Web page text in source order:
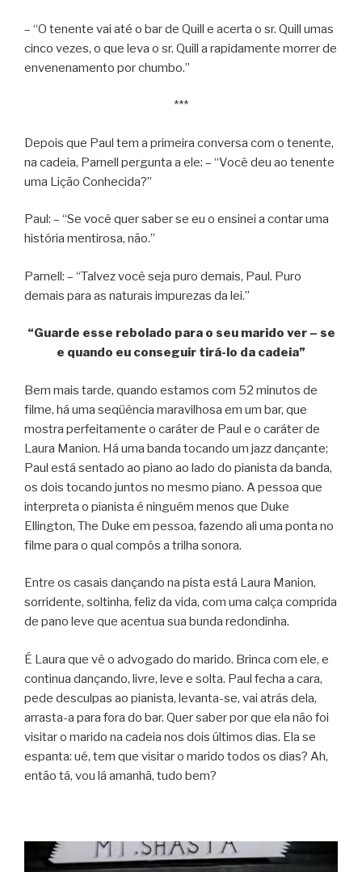
– “O tenente vai até o bar de Quill e acerta o sr. Quill umas
cinco vezes, o que leva o sr. Quill a rapidamente morrer de
envenenamento por chumbo.”
***
Depois que Paul tem a primeira conversa com o tenente,
na cadeia, Parnell pergunta a ele: – “Você deu ao tenente
uma Lição Conhecida?”
Paul: – “Se você quer saber se eu o ensinei a contar uma
história mentirosa, não.”
Parnell: – “Talvez você seja puro demais, Paul. Puro
demais para as naturais impurezas da lei.”
“Guarde esse rebolado para o seu marido ver – se
e quando eu conseguir tirá-lo da cadeia”
Bem mais tarde, quando estamos com 52 minutos de
filme, há uma seqüência maravilhosa em um bar, que
mostra perfeitamente o caráter de Paul e o caráter de
Laura Manion. Há uma banda tocando um jazz dançante;
Paul está sentado ao piano ao lado do pianista da banda,
os dois tocando juntos no mesmo piano. A pessoa que
interpreta o pianista é ninguém menos que Duke
Ellington, The Duke em pessoa, fazendo ali uma ponta no
filme para o qual compôs a trilha sonora.
Entre os casais dançando na pista está Laura Manion,
sorridente, soltinha, feliz da vida, com uma calça comprida
de pano leve que acentua sua bunda redondinha.
É Laura que vê o advogado do marido. Brinca com ele, e
continua dançando, livre, leve e solta. Paul fecha a cara,
pede desculpas ao pianista, levanta-se, vai atrás dela,
arrasta-a para fora do bar. Quer saber por que ela não foi
visitar o marido na cadeia nos dois últimos dias. Ela se
espanta: ué, tem que visitar o marido todos os dias? Ah,
então tá, vou lá amanhã, tudo bem?